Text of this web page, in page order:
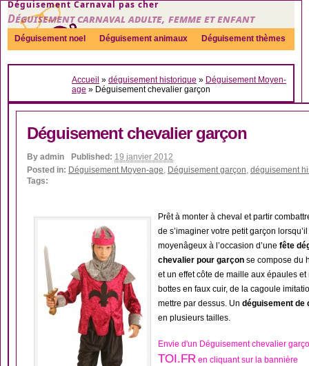
Déguisement Carnaval pas cher
Déguisement carnaval adulte, femme et enfant
Déguisement noel Déguisement animaux Déguisement thèmes
Sexy Déguisement couple Déguisements par genre Idées
Accueil » déguisement historique » Déguisement Moyen-
age » Déguisement chevalier garçon
Déguisement chevalier garçon
By admin Published: 19 janvier 2012
Posted in: Déguisement Moyen-age, Déguisement garçon, déguisement
Tags:
Prêt à monter à cheval et partir
de s’imaginer votre petit garçon
moyenâgeux à l’occasion d’une fête
chevalier pour garçon se compose du
et un effet côte de maille aux épaules
bottes en faux cuir, de la cagoule
mettre par dessus. Un déguisement de
en plusieurs tailles.
Envie d'un Déguisement chevalier
TOI.FR en cliquant sur la bannière